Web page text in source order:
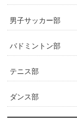
男子サッカー部
バドミントン部
テニス部
ダンス部